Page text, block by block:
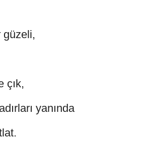
güzeli,
çık,
yanında